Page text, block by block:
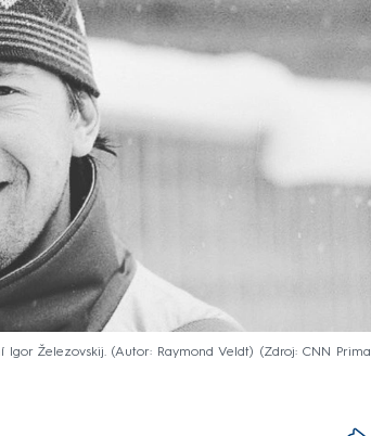
Železovskij. (Autor: Raymond Veldt)
Zdroj: CNN Prima